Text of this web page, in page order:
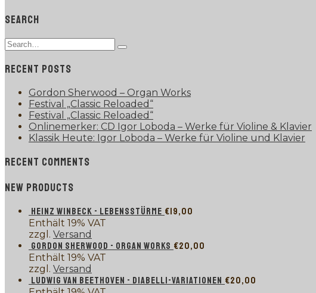
SEARCH
Search
for:
Type
RECENT POSTS
Gordon Sherwood – Organ Works
Festival „Classic Reloaded“
Festival „Classic Reloaded“
Onlinemerker: CD Igor Loboda – Werke für Violine & Klavier
Klassik Heute: Igor Loboda – Werke für Violine und Klavier
RECENT COMMENTS
NEW PRODUCTS
HEINZ WINBECK - LEBENSSTÜRME €19,00
Enthält 19% VAT
zzgl. Versand
GORDON SHERWOOD - ORGAN WORKS €20,00
Enthält 19% VAT
zzgl. Versand
LUDWIG VAN BEETHOVEN - DIABELLI-VARIATIONEN €20,00